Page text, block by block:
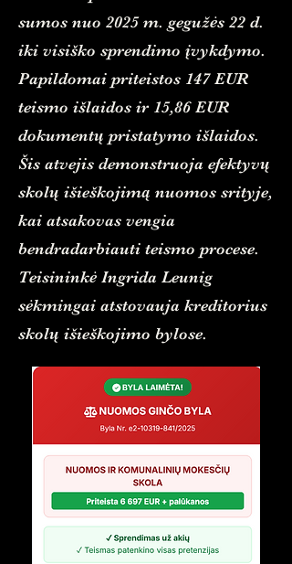
sumos nuo 2025 m. gegužės 22 d.
iki visiško sprendimo įvykdymo.
Papildomai priteistos 147 EUR
teismo išlaidos ir 15,86 EUR
dokumentų pristatymo išlaidos.
Šis atvejis demonstruoja efektyvų
skolų išieškojimą nuomos srityje,
kai atsakovas vengia
bendradarbiauti teismo procese.
Teisininkė Ingrida Leunig
sėkmingai atstovauja kreditorius
skolų išieškojimo bylose.